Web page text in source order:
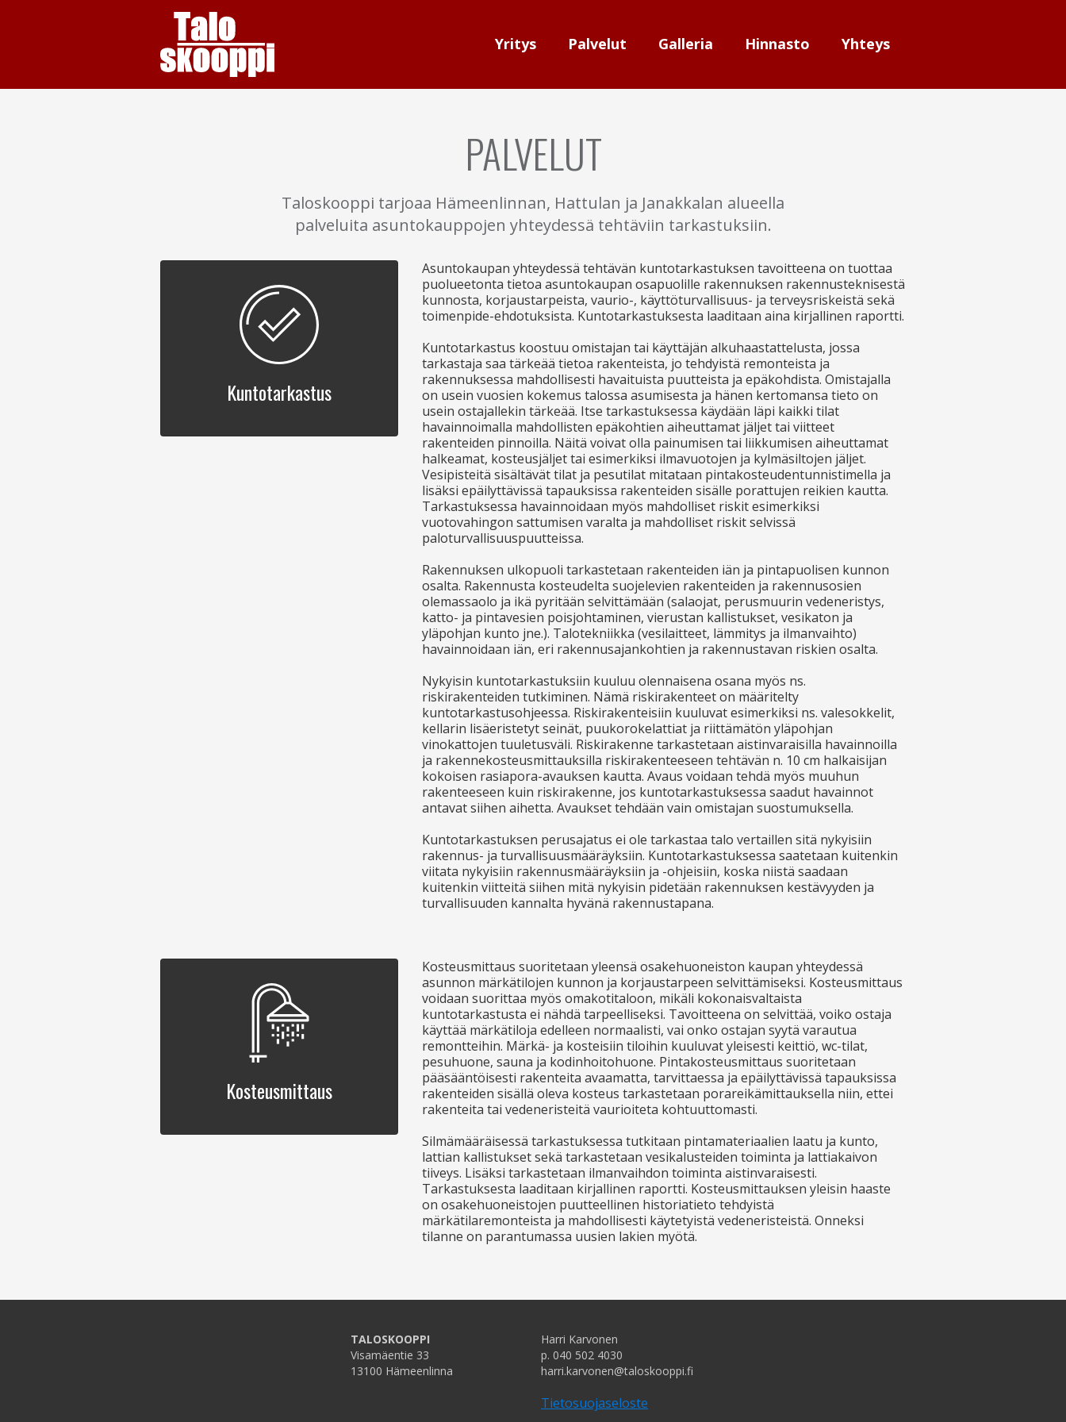
Yritys Palvelut Galleria Hinnasto Yhteys
PALVELUT
Taloskooppi tarjoaa Hämeenlinnan, Hattulan ja Janakkalan alueella
palveluita asuntokauppojen yhteydessä tehtäviin tarkastuksiin.
Kuntotarkastus
Asuntokaupan yhteydessä tehtävän kuntotarkastuksen tavoitteena on tuottaa
puolueetonta tietoa asuntokaupan osapuolille rakennuksen rakennusteknisestä
kunnosta, korjaustarpeista, vaurio-, käyttöturvallisuus- ja terveysriskeistä sekä
toimenpide-ehdotuksista. Kuntotarkastuksesta laaditaan aina kirjallinen raportti.
Kuntotarkastus koostuu omistajan tai käyttäjän alkuhaastattelusta, jossa
tarkastaja saa tärkeää tietoa rakenteista, jo tehdyistä remonteista ja
rakennuksessa mahdollisesti havaituista puutteista ja epäkohdista. Omistajalla
on usein vuosien kokemus talossa asumisesta ja hänen kertomansa tieto on
usein ostajallekin tärkeää. Itse tarkastuksessa käydään läpi kaikki tilat
havainnoimalla mahdollisten epäkohtien aiheuttamat jäljet tai viitteet
rakenteiden pinnoilla. Näitä voivat olla painumisen tai liikkumisen aiheuttamat
halkeamat, kosteusjäljet tai esimerkiksi ilmavuotojen ja kylmäsiltojen jäljet.
Vesipisteitä sisältävät tilat ja pesutilat mitataan pintakosteudentunnistimella ja
lisäksi epäilyttävissä tapauksissa rakenteiden sisälle porattujen reikien kautta.
Tarkastuksessa havainnoidaan myös mahdolliset riskit esimerkiksi
vuotovahingon sattumisen varalta ja mahdolliset riskit selvissä
paloturvallisuuspuutteissa.
Rakennuksen ulkopuoli tarkastetaan rakenteiden iän ja pintapuolisen kunnon
osalta. Rakennusta kosteudelta suojelevien rakenteiden ja rakennusosien
olemassaolo ja ikä pyritään selvittämään (salaojat, perusmuurin vedeneristys,
katto- ja pintavesien poisjohtaminen, vierustan kallistukset, vesikaton ja
yläpohjan kunto jne.). Talotekniikka (vesilaitteet, lämmitys ja ilmanvaihto)
havainnoidaan iän, eri rakennusajankohtien ja rakennustavan riskien osalta.
Nykyisin kuntotarkastuksiin kuuluu olennaisena osana myös ns.
riskirakenteiden tutkiminen. Nämä riskirakenteet on määritelty
kuntotarkastusohjeessa. Riskirakenteisiin kuuluvat esimerkiksi ns. valesokkelit,
kellarin lisäeristetyt seinät, puukorokelattiat ja riittämätön yläpohjan
vinokattojen tuuletusväli. Riskirakenne tarkastetaan aistinvaraisilla havainnoilla
ja rakennekosteusmittauksilla riskirakenteeseen tehtävän n. 10 cm halkaisijan
kokoisen rasiapora-avauksen kautta. Avaus voidaan tehdä myös muuhun
rakenteeseen kuin riskirakenne, jos kuntotarkastuksessa saadut havainnot
antavat siihen aihetta. Avaukset tehdään vain omistajan suostumuksella.
Kuntotarkastuksen perusajatus ei ole tarkastaa talo vertaillen sitä nykyisiin
rakennus- ja turvallisuusmääräyksiin. Kuntotarkastuksessa saatetaan kuitenkin
viitata nykyisiin rakennusmääräyksiin ja -ohjeisiin, koska niistä saadaan
kuitenkin viitteitä siihen mitä nykyisin pidetään rakennuksen kestävyyden ja
turvallisuuden kannalta hyvänä rakennustapana.
Kosteusmittaus
Kosteusmittaus suoritetaan yleensä osakehuoneiston kaupan yhteydessä
asunnon märkätilojen kunnon ja korjaustarpeen selvittämiseksi. Kosteusmittaus
voidaan suorittaa myös omakotitaloon, mikäli kokonaisvaltaista
kuntotarkastusta ei nähdä tarpeelliseksi. Tavoitteena on selvittää, voiko ostaja
käyttää märkätiloja edelleen normaalisti, vai onko ostajan syytä varautua
remontteihin. Märkä- ja kosteisiin tiloihin kuuluvat yleisesti keittiö, wc-tilat,
pesuhuone, sauna ja kodinhoitohuone. Pintakosteusmittaus suoritetaan
pääsääntöisesti rakenteita avaamatta, tarvittaessa ja epäilyttävissä tapauksissa
rakenteiden sisällä oleva kosteus tarkastetaan porareikämittauksella niin, ettei
rakenteita tai vedeneristeitä vaurioiteta kohtuuttomasti.
Silmämääräisessä tarkastuksessa tutkitaan pintamateriaalien laatu ja kunto,
lattian kallistukset sekä tarkastetaan vesikalusteiden toiminta ja lattiakaivon
tiiveys. Lisäksi tarkastetaan ilmanvaihdon toiminta aistinvaraisesti.
Tarkastuksesta laaditaan kirjallinen raportti. Kosteusmittauksen yleisin haaste
on osakehuoneistojen puutteellinen historiatieto tehdyistä
märkätilaremonteista ja mahdollisesti käytetyistä vedeneristeistä. Onneksi
tilanne on parantumassa uusien lakien myötä.
TALOSKOOPPI
Visamäentie 33
13100 Hämeenlinna
Harri Karvonen
p. 040 502 4030
harri.karvonen@taloskooppi.fi
Tietosuojaseloste